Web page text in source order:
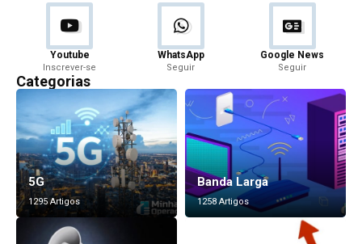
Youtube
Inscrever-se
WhatsApp
Seguir
Google News
Seguir
Categorias
5G
1295 Artigos
Banda Larga
1258 Artigos